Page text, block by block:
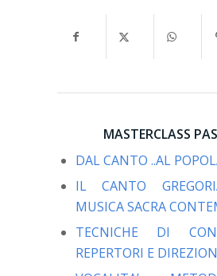
MASTERCLASS
DAL CANTO ..AL
IL CANTO
MUSICA SACRA
TECNICHE DI
REPERTORI E